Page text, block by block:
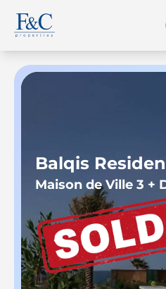
Balqis
Maison de Ville 3 +